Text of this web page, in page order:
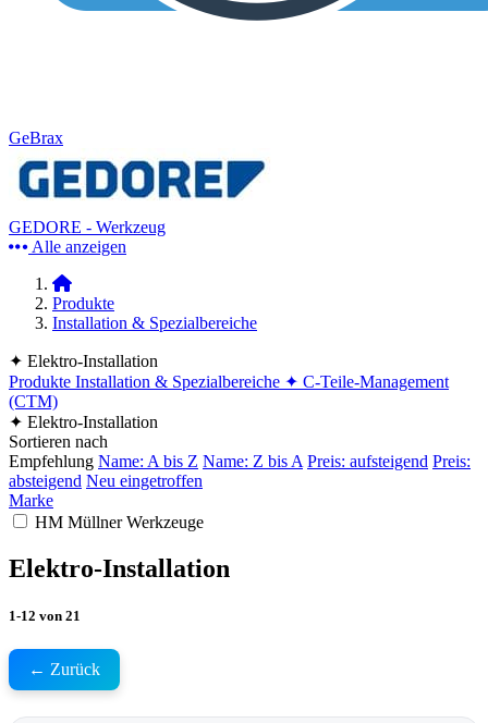
GeBrax
GEDORE - Werkzeug
Alle anzeigen
Produkte
Installation & Spezialbereiche
✦ Elektro-Installation
Produkte Installation & Spezialbereiche ✦ C-Teile-Management
(CTM)
✦ Elektro-Installation
Sortieren nach
Empfehlung Name: A bis Z Name: Z bis A Preis: aufsteigend Preis:
absteigend Neu eingetroffen
Marke
HM Müllner Werkzeuge
Elektro-Installation
1-12 von 21
← Zurück